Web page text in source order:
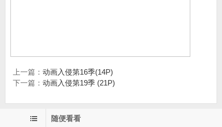
上一篇： 动画入侵第16季(14P)
下一篇： 动画入侵第19季 (21P)
随便看看